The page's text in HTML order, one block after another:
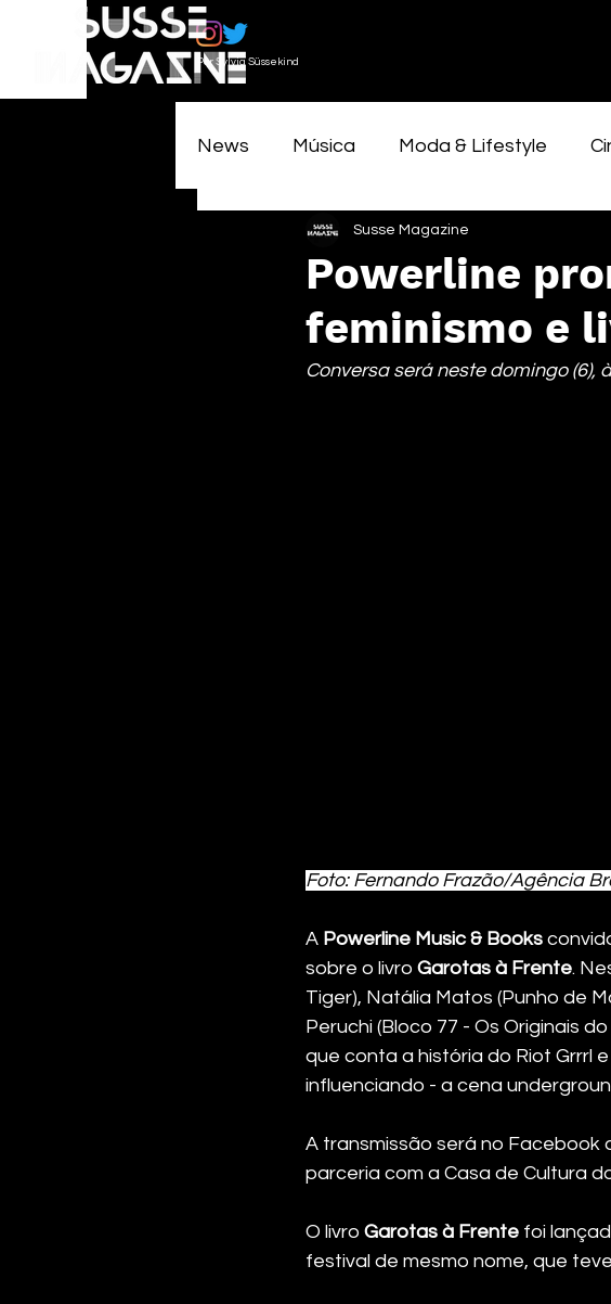
Por Sylvia Süssekind
News Música Moda & Lifestyle
Powerline
feminismo e
Susse Magazine
Conversa será neste domingo (6),
Foto: Fernando Frazão/Agência
A Powerline Music & Books
sobre o livro Garotas à Frente.
Tiger), Natália Matos (Punho de
Peruchi (Bloco 77 - Os Originais
que conta a história do Riot Grrrl
influenciando - a cena
A transmissão será no Facebook
parceria com a Casa de Cultura
O livro Garotas à Frente foi
festival de mesmo nome, que